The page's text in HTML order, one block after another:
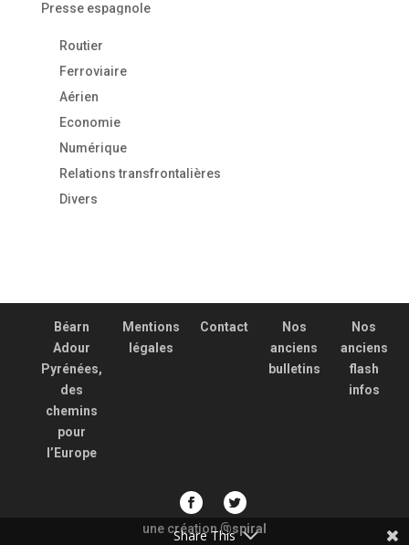
Presse espagnole
Routier
Ferroviaire
Aérien
Economie
Numérique
Relations transfrontalières
Divers
Béarn
Adour
Pyrénées,
des
chemins
pour
l’Europe
Mentions
légales
Contact
Nos
anciens
bulletins
Nos
anciens
flash
infos
une création@spiral
Share This